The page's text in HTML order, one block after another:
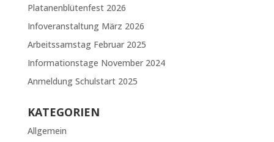
Platanenblütenfest 2026
Infoveranstaltung März 2026
Arbeitssamstag Februar 2025
Informationstage November 2024
Anmeldung Schulstart 2025
KATEGORIEN
Allgemein